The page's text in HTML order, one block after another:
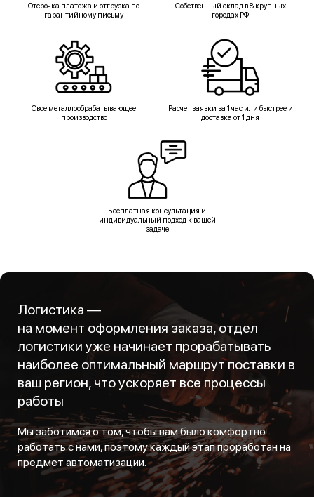
Отсрочка платежа и отгрузка по
гарантийному письму
Собственный склад в 8 крупных
городах РФ
Свое металлообрабатывающее
производство
Расчет заявки за 1 час или быстрее и
доставка от 1 дня
Бесплатная консультация и
индивидуальный подход к вашей
задаче
Логистика —
на момент оформления заказа, отдел
логистики уже начинает прорабатывать
наиболее оптимальный маршрут поставки в
ваш регион, что ускоряет все процессы
работы
Мы заботимся о том, чтобы вам было комфортно
работать с нами, поэтому каждый этап проработан на
предмет автоматизации.